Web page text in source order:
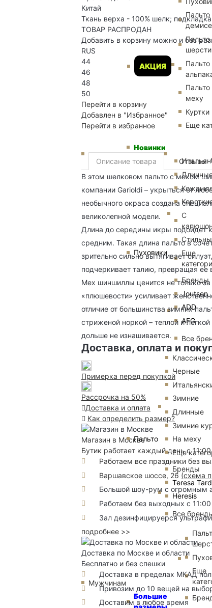
АКЦИЯ
Пальто
Пальто
шерсти
Пальто
Пальто
меху
Куртки
Еще
Мужчинам
Новинки
Пуховики
С
Еще
Бренды
Joutsen
ADD
AFG
Все
Пальто
Черные
Зимние
Длинные
Зимние
На меху
Еще
Бренды
Teresa
Heresis
Все
Большие
Еще
Китай
Ткань верха - 100% шелк;
ТОВАР РАСПРОДАН
Добавить в корзину можно и без
RUS
44
46
48
50
Перейти в корзину
Добавлен в "Избранное"
Перейти в избранное
Описание товара Отзывы
В этом шелковом пальто с мехом
компании Garioldi – укрыться от
необычного окраса создана
великолепной модели.
Длина до середины икры подойдет
средним. Такая длина пальто в
зрительно сильно вытягивает
подчеркивает талию, превращая ее
Мех шиншиллы ценится не только
«плюшевости» усиливает
отличие от большинства зимних
стриженой норкой – теплой и
дольше не изнашивается.
Доставка, оплата и
Примерка перед покупкой
Рассрочка на 50%
Доставка и оплата
Как определить размер?
Магазин в Москве
Бутик работает каждый день с
Работаем все праздники без
Варшавское шоссе, 26 (схема
Большой шоу-рум с огромным
Работаем без выходных с
Зал дезинфицируерся
подробнее >>
Доставка по Москве и области
Бесплатно и без спешки
Доставка в пределах МКАД
Привозим до 10 вещей на
Доставим в любое время